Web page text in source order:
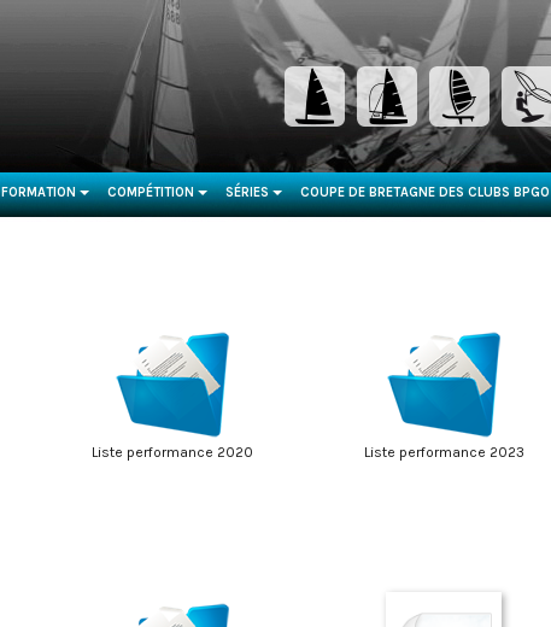
Liste performance 2020 Liste performance 2023
FORMATION
...
COMPÉTITION
...
SÉRIES
...
COUPE DE BRETAGNE DES CLUBS BPGO